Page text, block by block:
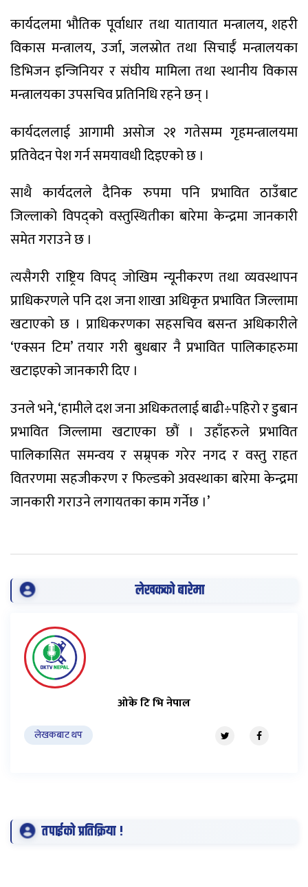
कार्यदलमा भौतिक पूर्वाधार तथा यातायात मन्त्रालय, शहरी
विकास मन्त्रालय, उर्जा, जलस्रोत तथा सिचाईँ मन्त्रालयका
डिभिजन इन्जिनियर र संघीय मामिला तथा स्थानीय विकास
मन्त्रालयका उपसचिव प्रतिनिधि रहने छन् ।
कार्यदललाई आगामी असोज २१ गतेसम्म गृहमन्त्रालयमा
प्रतिवेदन पेश गर्न समयावधी दिइएको छ ।
साथै कार्यदलले दैनिक रुपमा पनि प्रभावित ठाउँबाट
जिल्लाको विपद्को वस्तुस्थितीका बारेमा केन्द्रमा जानकारी
समेत गराउने छ ।
त्यसैगरी राष्ट्रिय विपद् जोखिम न्यूनीकरण तथा व्यवस्थापन
प्राधिकरणले पनि दश जना शाखा अधिकृत प्रभावित जिल्लामा
खटाएको छ । प्राधिकरणका सहसचिव बसन्त अधिकारीले
‘एक्सन टिम’ तयार गरी बुधबार नै प्रभावित पालिकाहरुमा
खटाइएको जानकारी दिए ।
उनले भने, ‘हामीले दश जना अधिकतलाई बाढी÷पहिरो र डुबान
प्रभावित जिल्लामा खटाएका छौं । उहाँहरुले प्रभावित
पालिकासित समन्वय र सम्र्पक गरेर नगद र वस्तु राहत
वितरणमा सहजीकरण र फिल्डको अवस्थाका बारेमा केन्द्रमा
जानकारी गराउने लगायतका काम गर्नेछ ।’
लेखकको बारेमा
ओके टि भि नेपाल
लेखकबाट थप
तपाईको प्रतिक्रिया !